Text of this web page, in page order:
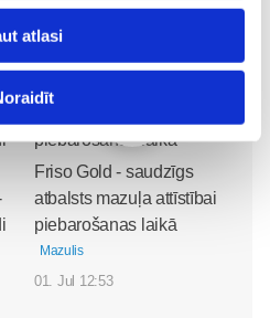
atlasi
Friso Gold - saudzīgs
atbalsts mazuļa attīstībai
piebarošanas laikā
Mazulis
01. Jul 12:53